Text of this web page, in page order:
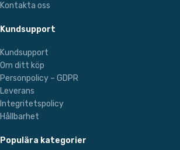
Kontakta oss
Kundsupport
Kundsupport
Om ditt köp
Personpolicy – GDPR
Leverans
Integritetspolicy
Hållbarhet
Populära kategorier